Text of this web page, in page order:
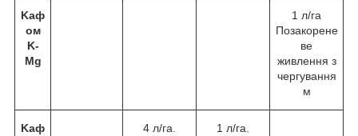
Kаф
ом
K-
Mg
1 л/га
Позакорене
ве
живлення з
чергування
м
Kаф
4 л/га.
1 л/га.